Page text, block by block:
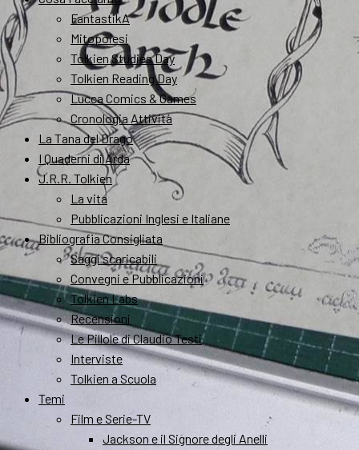
FantastikA
Mitopoiesi
Tolkien Studies Day
Tolkien Reading Day
Lucca Comics & Games
Cronologia Attività
La Tana del Drago
I Quaderni di Arda
J.R.R. Tolkien
La vita
Pubblicazioni Inglesi e Italiane
Bibliografia Consigliata
Saggi scaricabili
Convegni e Pubblicazioni
Tolkien Labs
Recensioni
Le Pillole di Claudio Testi
Interviste
Tolkien a Scuola
Temi
Film e Serie-TV
Jackson e il Signore degli Anelli